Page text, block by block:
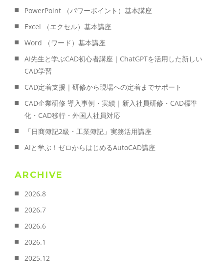
PowerPoint （パワーポイント）基本講座
Excel （エクセル）基本講座
Word （ワード）基本講座
AI先生と学ぶCAD初心者講座｜ChatGPTを活用した新しい
CAD学習
CAD定着支援｜研修から現場への定着までサポート
CAD企業研修 導入事例・実績｜新入社員研修・CAD標準
化・CAD移行・外国人社員対応
「日商簿記2級・工業簿記」実務活用講座
AIと学ぶ！ゼロからはじめるAutoCAD講座
ARCHIVE
2026.8
2026.7
2026.6
2026.1
2025.12